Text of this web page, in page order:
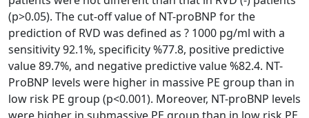
(p>0.05). The cut-off value of NT-proBNP for the
prediction of RVD was defined as ? 1000 pg/ml with a
sensitivity 92.1%, specificity %77.8, positive predictive
value 89.7%, and negative predictive value %82.4. NT-
ProBNP levels were higher in massive PE group than in
low risk PE group (p<0.001). Moreover, NT-proBNP levels